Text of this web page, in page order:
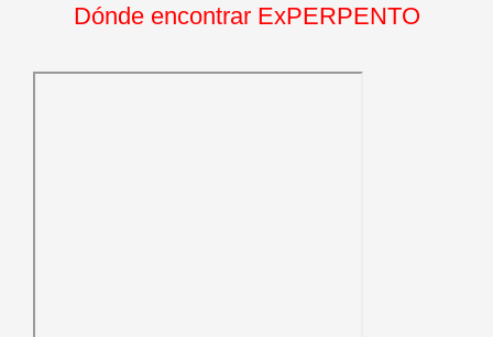
Dónde encontrar ExPERPENTO